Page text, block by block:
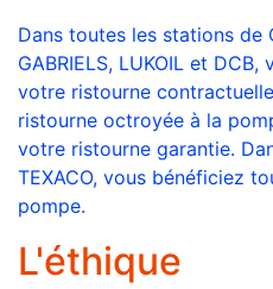
Dans toutes les stations de
GABRIELS, LUKOIL et
votre ristourne
ristourne octroyée à la
votre ristourne garantie.
TEXACO, vous bénéficiez
pompe.
L'éthique